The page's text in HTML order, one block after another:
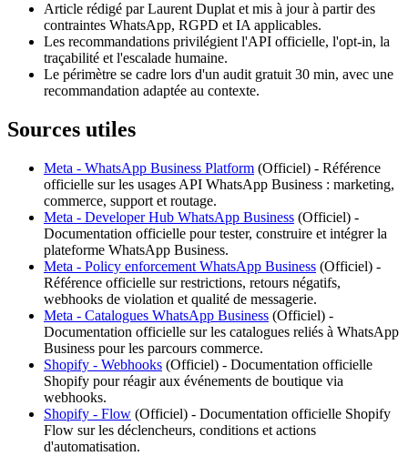
Article rédigé par Laurent Duplat et mis à jour à partir des
contraintes WhatsApp, RGPD et IA applicables.
Les recommandations privilégient l'API officielle, l'opt-in, la
traçabilité et l'escalade humaine.
Le périmètre se cadre lors d'un audit gratuit 30 min, avec une
recommandation adaptée au contexte.
Sources utiles
Meta - WhatsApp Business Platform (Officiel) - Référence
officielle sur les usages API WhatsApp Business : marketing,
commerce, support et routage.
Meta - Developer Hub WhatsApp Business (Officiel) -
Documentation officielle pour tester, construire et intégrer la
plateforme WhatsApp Business.
Meta - Policy enforcement WhatsApp Business (Officiel) -
Référence officielle sur restrictions, retours négatifs,
webhooks de violation et qualité de messagerie.
Meta - Catalogues WhatsApp Business (Officiel) -
Documentation officielle sur les catalogues reliés à WhatsApp
Business pour les parcours commerce.
Shopify - Webhooks (Officiel) - Documentation officielle
Shopify pour réagir aux événements de boutique via
webhooks.
Shopify - Flow (Officiel) - Documentation officielle Shopify
Flow sur les déclencheurs, conditions et actions
d'automatisation.